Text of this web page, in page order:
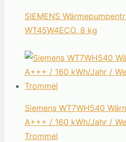
SIEMENS
WT45W4ECO, 8 kg
Siemens WT7WH540
A+++ / 160 kWh/Jahr /
Trommel